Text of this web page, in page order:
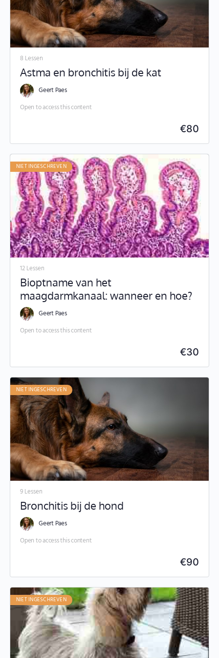
8 Lessen
Astma en bronchitis bij de kat
Geert Paes
Open to access this content
€80
NIET INGESCHREVEN
12 Lessen
Bioptname van het
maagdarmkanaal: wanneer en hoe?
Geert Paes
Open to access this content
€30
NIET INGESCHREVEN
9 Lessen
Bronchitis bij de hond
Geert Paes
Open to access this content
€90
NIET INGESCHREVEN